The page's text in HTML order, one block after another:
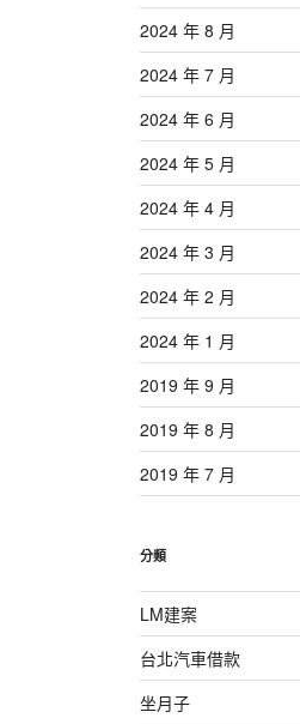
2024 年 8 月
2024 年 7 月
2024 年 6 月
2024 年 5 月
2024 年 4 月
2024 年 3 月
2024 年 2 月
2024 年 1 月
2019 年 9 月
2019 年 8 月
2019 年 7 月
分類
LM建案
台北汽車借款
坐月子